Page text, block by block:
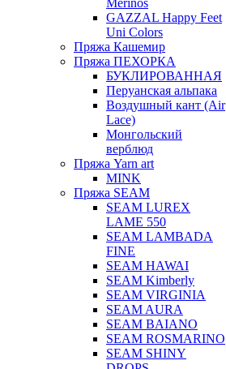
Merinos
GAZZAL Happy Feet
Uni Colors
Пряжа Кашемир
Пряжа ПЕХОРКА
БУКЛИРОВАННАЯ
Перуанская альпака
Воздушный кант (Air
Lace)
Монгольский
верблюд
Пряжа Yarn art
MINK
Пряжа SEAM
SEAM LUREX
LAME 550
SEAM LAMBADA
FINE
SEAM HAWAI
SEAM Kimberly
SEAM VIRGINIA
SEAM AURA
SEAM BAIANO
SEAM ROSMARINO
SEAM SHINY